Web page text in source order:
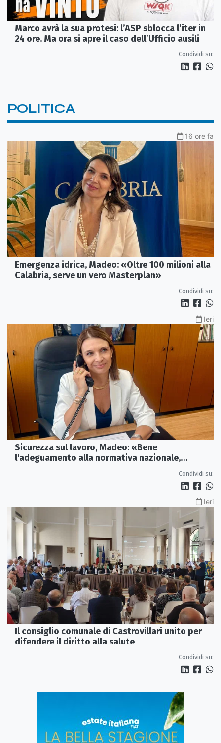
Marco avrà la sua protesi: l’ASP sblocca l’iter in
24 ore. Ma ora si apre il caso dell’Ufficio ausili
Condividi su:
POLITICA
16 ore fa
Emergenza idrica, Madeo: «Oltre 100 milioni alla
Calabria, serve un vero Masterplan»
Condividi su:
Ieri
Sicurezza sul lavoro, Madeo: «Bene
l'adeguamento alla normativa nazionale,
Condividi su:
Ieri
Il consiglio comunale di Castrovillari unito per
difendere il diritto alla salute
Condividi su: